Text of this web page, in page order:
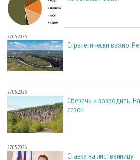
27.05.2026
Стратегически важно.
27.05.2026
Сберечь и возродить.
сезон
27.05.2026
Ставка на лиственницу